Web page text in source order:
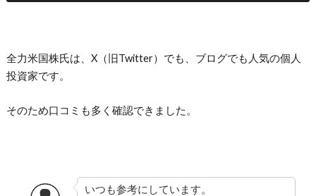
全力米国株氏は、X（旧Twitter）でも、ブログでも人気の個人
投資家です。
そのため口コミも多く確認できました。
いつも参考にしています。